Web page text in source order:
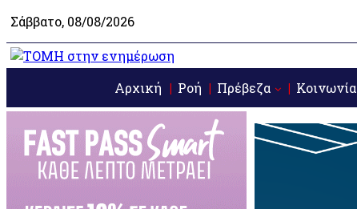
Σάββατο, 08/08/2026
Αρχική Ροή Πρέβεζα Κοινωνία